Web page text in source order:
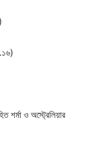
শর্মা ও অস্ট্রেলিয়ার